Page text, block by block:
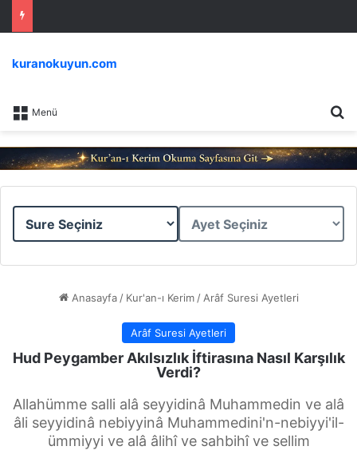
Menü
kuranokuyun.com
Sure
Ayet
Anasayfa / Kur'an-ı Kerim / Arâf Suresi Ayetleri
Arâf Suresi Ayetleri
Hud Peygamber Akılsızlık İftirasına Nasıl Karşılık
Verdi?
Allahümme salli alâ seyyidinâ Muhammedin ve alâ
âli seyyidinâ nebiyyinâ Muhammedini'n-nebiyyi'il-
ümmiyyi ve alâ âlihî ve sahbihî ve sellim